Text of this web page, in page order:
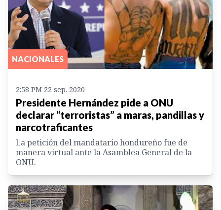
NACIONALES
2:58 PM 22 sep. 2020
Presidente Hernández pide a ONU
declarar “terroristas” a maras, pandillas y
narcotraficantes
La petición del mandatario hondureño fue de
manera virtual ante la Asamblea General de la
ONU.